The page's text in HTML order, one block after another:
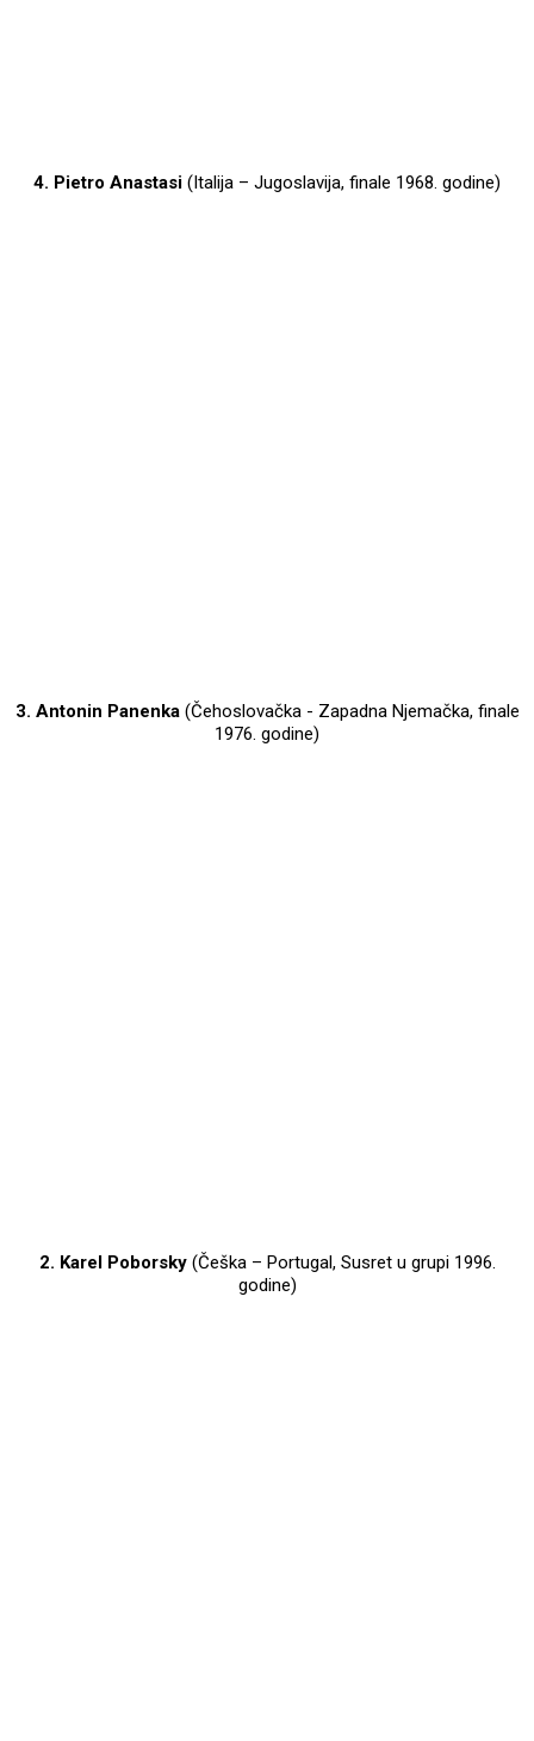
4. Pietro Anastasi (Italija – Jugoslavija, finale 1968. godine)
3. Antonin Panenka(Čehoslovačka - Zapadna Njemačka, finale
1976. godine)
2. Karel Poborsky(Češka – Portugal, Susret u grupi 1996.
godine)